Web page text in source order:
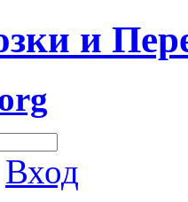
и
Вход